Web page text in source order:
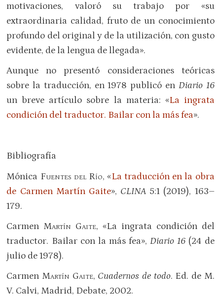
motivaciones, valoró su trabajo por «su
extraordinaria calidad, fruto de un conocimiento
profundo del original y de la utilización, con gusto
evidente, de la lengua de llegada».
Aunque no presentó consideraciones teóricas
sobre la traducción, en 1978 publicó en Diario 16
un breve artículo sobre la materia: «La ingrata
condición del traductor. Bailar con la más fea».
Bibliografía
Mónica Fuentes del Río, «La traducción en la obra
de Carmen Martín Gaite», CLINA 5:1 (2019), 163–
179.
Carmen Martín Gaite, «La ingrata condición del
traductor. Bailar con la más fea»,Diario 16 (24 de
julio de 1978).
Carmen Martín Gaite, Cuadernos de todo. Ed. de M.
V. Calvi, Madrid, Debate, 2002.